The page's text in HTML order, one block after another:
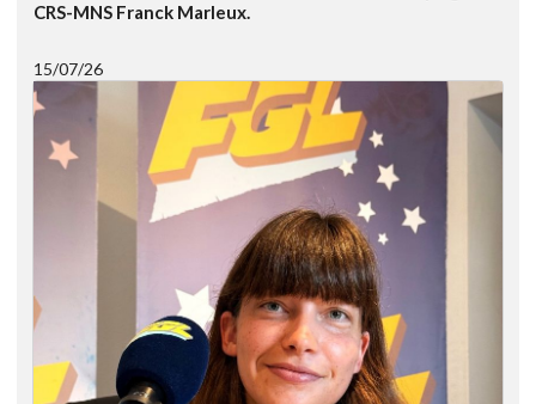
CRS-MNS Franck Marleux.
15/07/26